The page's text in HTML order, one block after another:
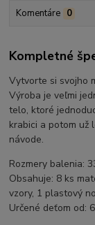
Komentáre 0
Kompletné
Vytvorte si svojho
Výroba je veľmi
telo, ktoré
krabici a potom už
návode.
Rozmery balenia:
Obsahuje: 8 ks
vzory, 1 plastový
Určené deťom od: